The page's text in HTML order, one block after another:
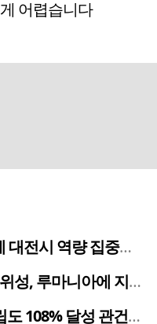
어렵습니다
전시 역량 집중해야
아에 지상국 시스템 전수
달성 관건은 '주민 수용성'